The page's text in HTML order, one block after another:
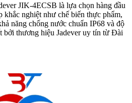
JIK-4ECSB là lựa chọn hàng đầu
khắc nghiệt như chế biến thực phẩm,
năng chống nước chuẩn IP68 và độ
bởi thương hiệu Jadever uy tín từ Đài